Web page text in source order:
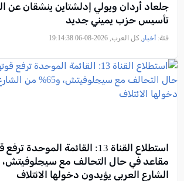
جلعاد أردان ويولي إدلشتاين ينشقان عن
تأسيس حزب يميني جديد
فئة: أخبار , كل العرب, 2026-08-06 19:14:38
الشارع العربي يؤيدون دخولها الائتلاف